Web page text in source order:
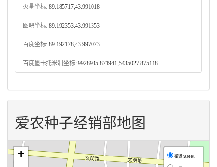
火星坐标: 89.185717,43.991018
图吧坐标: 89.192353,43.991353
百度坐标: 89.192178,43.997073
百度墨卡托米制坐标: 9928935.871941,5435027.875118
爱农种子经销部地图
+
街道 Street